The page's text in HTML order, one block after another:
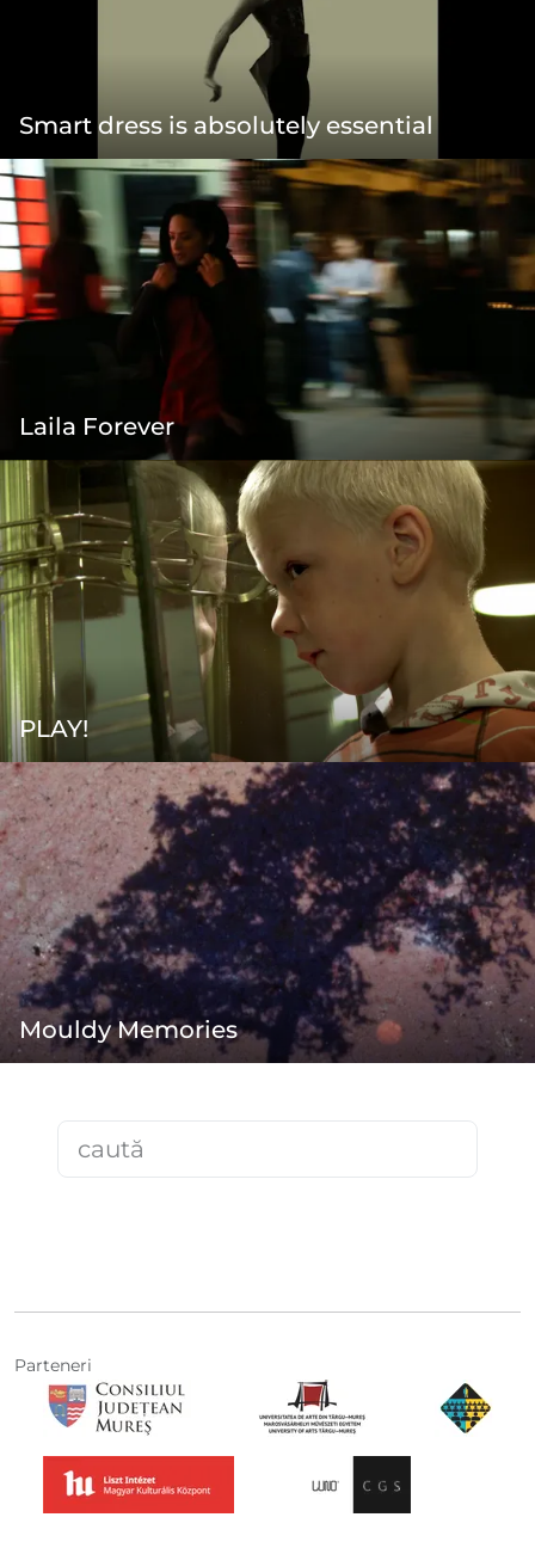
Smart dress is absolutely essential
Laila Forever
PLAY!
Mouldy Memories
Parteneri